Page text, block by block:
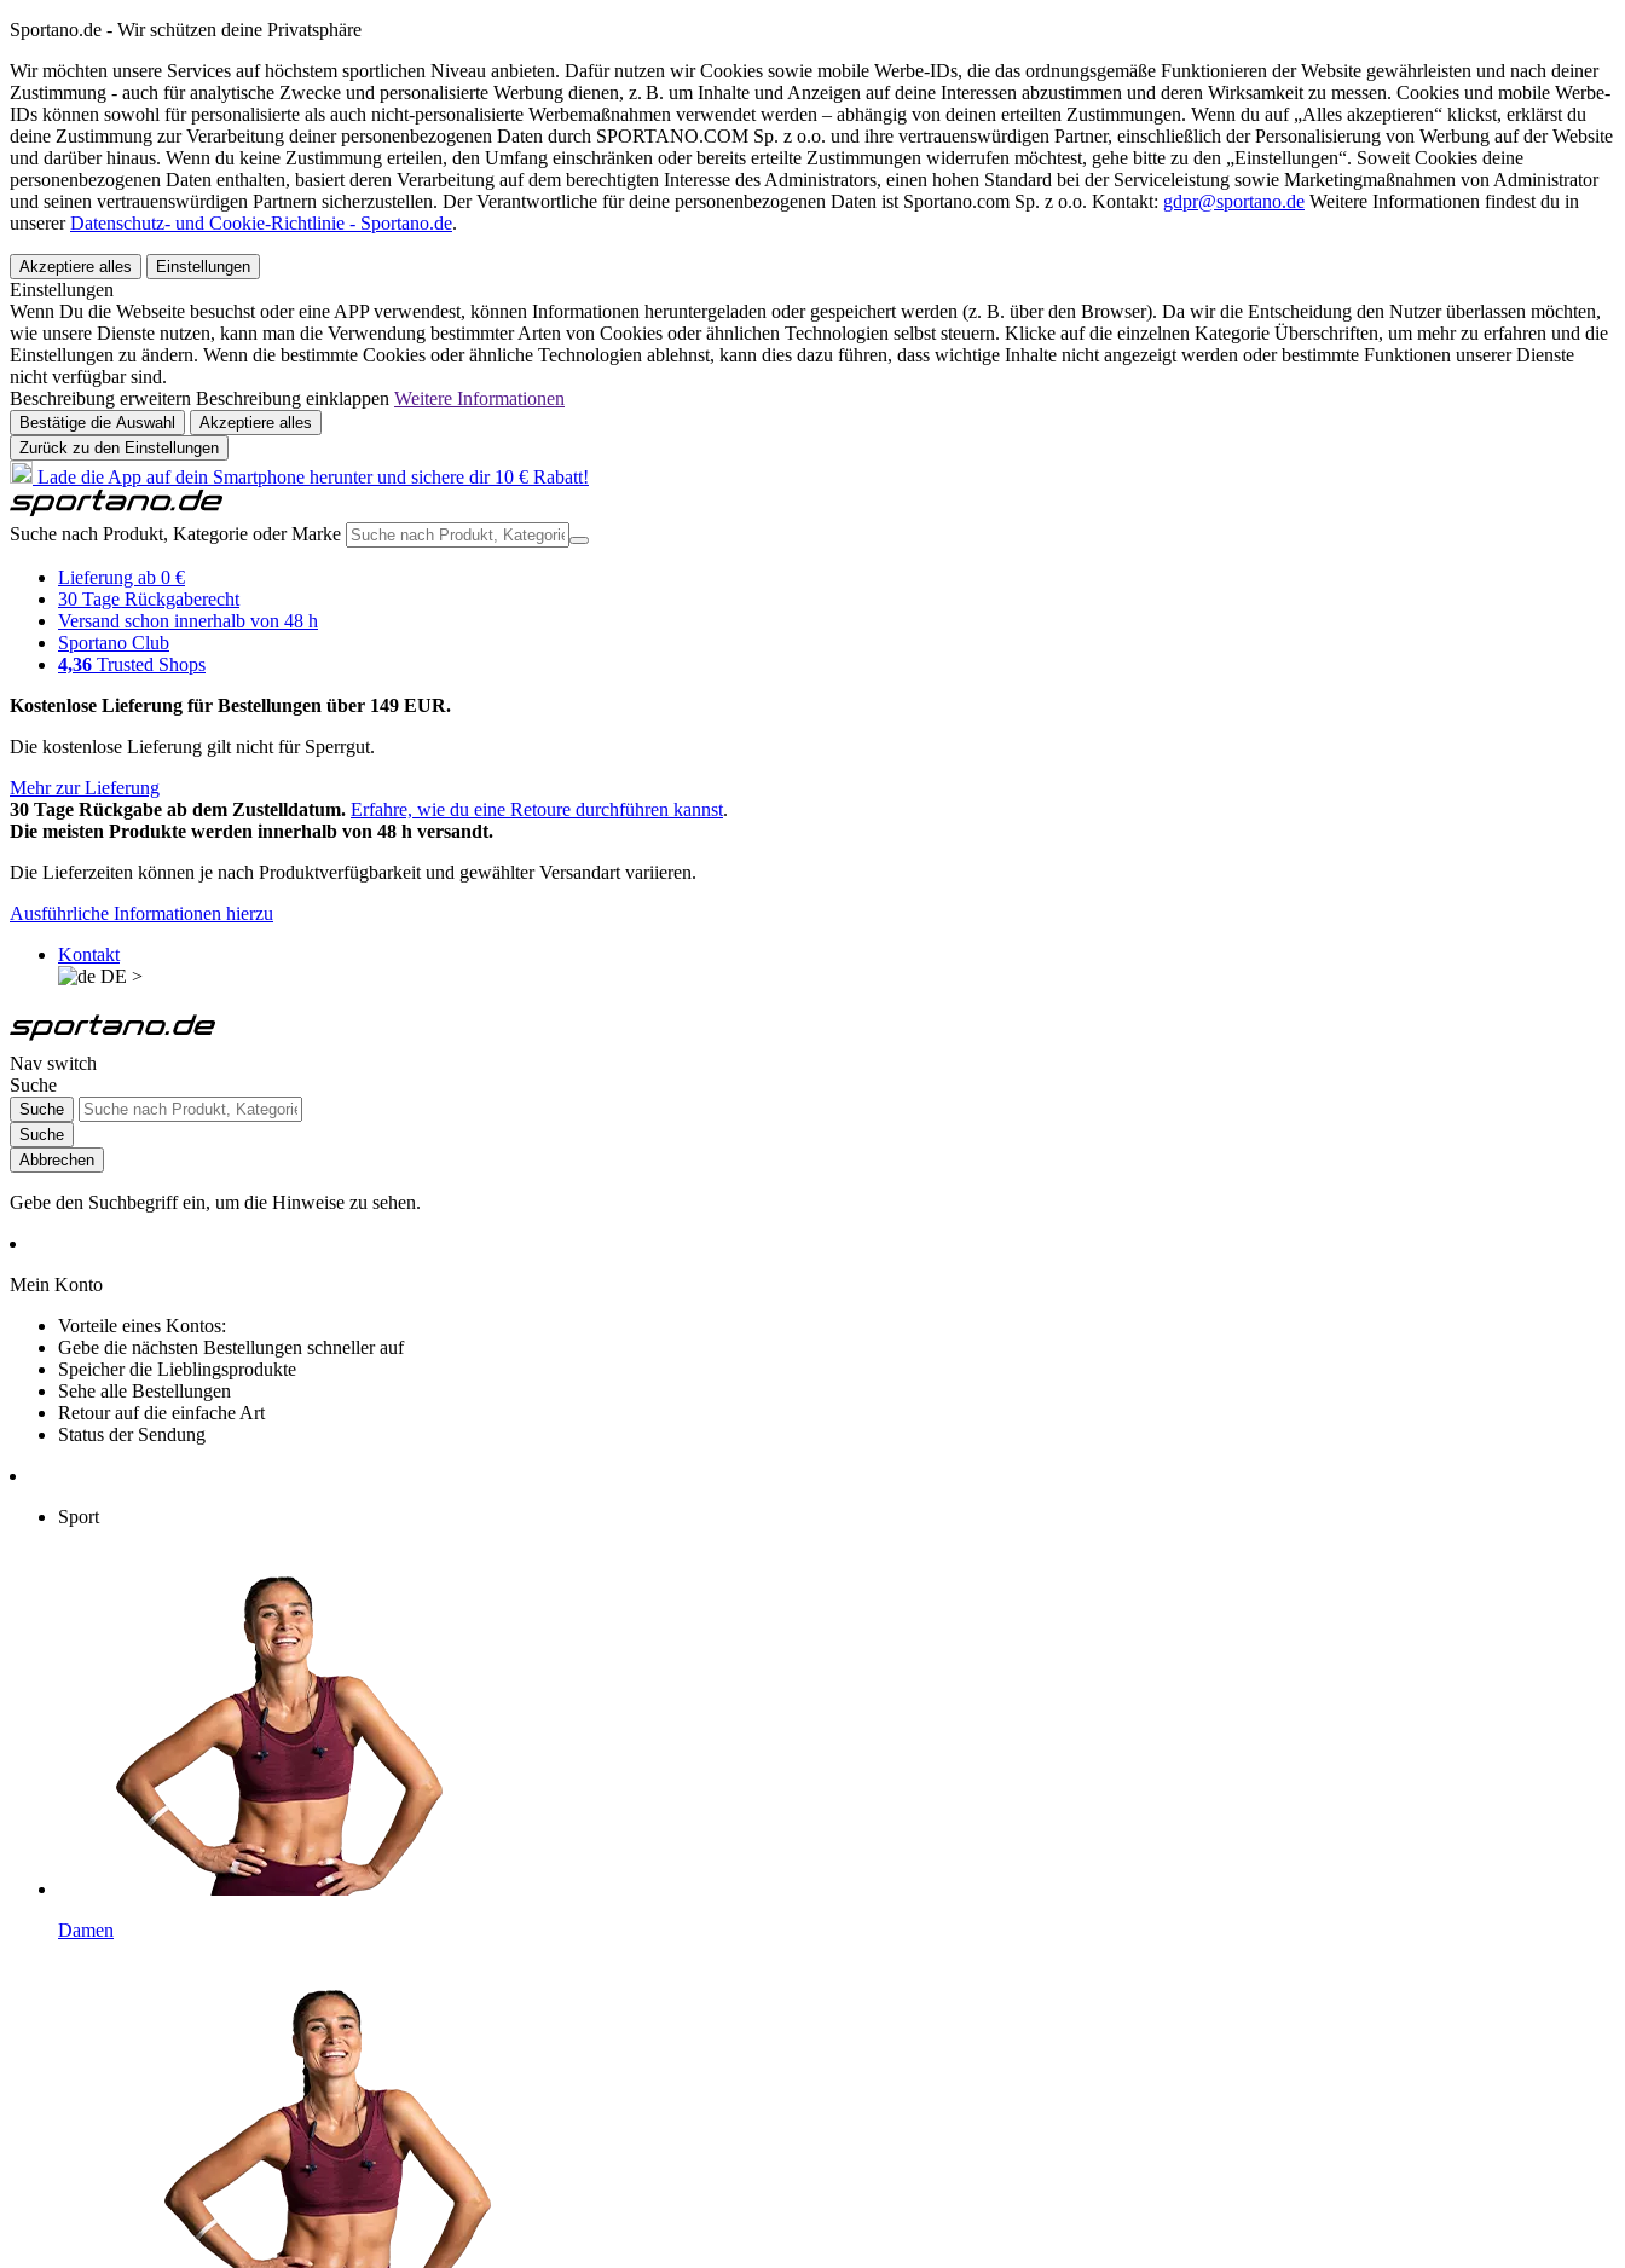
Sportano.de - Wir schützen deine Privatsphäre
Wir möchten unsere Services auf höchstem sportlichen Niveau anbieten. Dafür nutzen wir Cookies sowie mobile Werbe-IDs, die das ordnungsgemäße Funktionieren der Website gewährleisten und nach deiner
Zustimmung - auch für analytische Zwecke und personalisierte Werbung dienen, z. B. um Inhalte und Anzeigen auf deine Interessen abzustimmen und deren Wirksamkeit zu messen. Cookies und mobile Werbe-
IDs können sowohl für personalisierte als auch nicht-personalisierte Werbemaßnahmen verwendet werden – abhängig von deinen erteilten Zustimmungen. Wenn du auf „Alles akzeptieren“ klickst, erklärst du
deine Zustimmung zur Verarbeitung deiner personenbezogenen Daten durch SPORTANO.COM Sp. z o.o. und ihre vertrauenswürdigen Partner, einschließlich der Personalisierung von Werbung auf der Website
und darüber hinaus. Wenn du keine Zustimmung erteilen, den Umfang einschränken oder bereits erteilte Zustimmungen widerrufen möchtest, gehe bitte zu den „Einstellungen“. Soweit Cookies deine
personenbezogenen Daten enthalten, basiert deren Verarbeitung auf dem berechtigten Interesse des Administrators, einen hohen Standard bei der Serviceleistung sowie Marketingmaßnahmen von Administrator
und seinen vertrauenswürdigen Partnern sicherzustellen. Der Verantwortliche für deine personenbezogenen Daten ist Sportano.com Sp. z o.o. Kontakt: gdpr@sportano.de Weitere Informationen findest du in
unsererDatenschutz- und Cookie-Richtlinie - Sportano.de.
Akzeptiere alles Einstellungen
Einstellungen
Wenn Du die Webseite besuchst oder eine APP verwendest, können Informationen heruntergeladen oder gespeichert werden (z. B. über den Browser). Da wir die Entscheidung den Nutzer überlassen möchten,
wie unsere Dienste nutzen, kann man die Verwendung bestimmter Arten von Cookies oder ähnlichen Technologien selbst steuern. Klicke auf die einzelnen Kategorie Überschriften, um mehr zu erfahren und die
Einstellungen zu ändern. Wenn die bestimmte Cookies oder ähnliche Technologien ablehnst, kann dies dazu führen, dass wichtige Inhalte nicht angezeigt werden oder bestimmte Funktionen unserer Dienste
nicht verfügbar sind.
Beschreibung erweitern Beschreibung einklappen Weitere Informationen
Bestätige die Auswahl
Akzeptiere alles
Zurück zu den Einstellungen
Lade die App auf dein Smartphone herunter und sichere dir 10 € Rabatt!
Suche nach Produkt, Kategorie oder Marke
Lieferung ab 0 €
30 Tage Rückgaberecht
Versand schon innerhalb von 48 h
Sportano Club
4,36 Trusted Shops
Kostenlose Lieferung für Bestellungen über 149 EUR.
Die kostenlose Lieferung gilt nicht für Sperrgut.
Mehr zur Lieferung
30 Tage Rückgabe ab dem Zustelldatum. Erfahre, wie du eine Retoure durchführen kannst.
Die meisten Produkte werden innerhalb von 48 h versandt.
Die Lieferzeiten können je nach Produktverfügbarkeit und gewählter Versandart variieren.
Ausführliche Informationen hierzu
Kontakt
DE >
Nav switch
Suche
Suche
Suche
Abbrechen
Gebe den Suchbegriff ein, um die Hinweise zu sehen.
Mein Konto
Vorteile eines Kontos:
Gebe die nächsten Bestellungen schneller auf
Speicher die Lieblingsprodukte
Sehe alle Bestellungen
Retour auf die einfache Art
Status der Sendung
Sport
Damen